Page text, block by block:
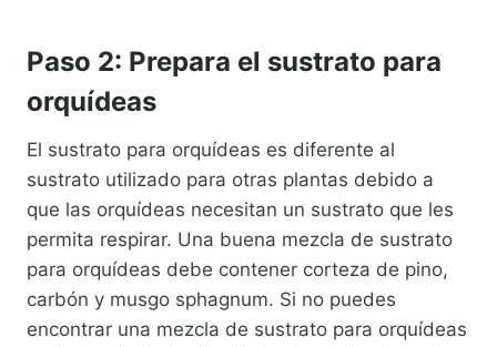
Paso 2: Prepara el sustrato para
orquídeas
El sustrato para orquídeas es diferente al
sustrato utilizado para otras plantas debido a
que las orquídeas necesitan un sustrato que les
permita respirar. Una buena mezcla de sustrato
para orquídeas debe contener corteza de pino,
carbón y musgo sphagnum. Si no puedes
encontrar una mezcla de sustrato para orquídeas